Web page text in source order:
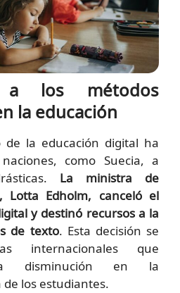
los métodos
la educación
de la educación digital ha
como Suecia, a
La ministra de
Lotta Edholm, canceló el
y destinó recursos a la
de texto. Esta decisión se
internacionales que
disminución en la
los estudiantes.